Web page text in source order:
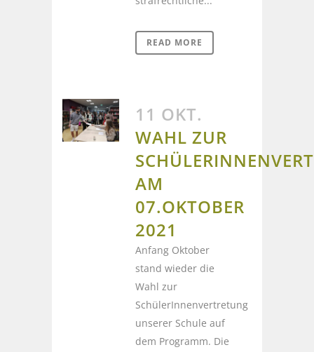
READ MORE
11 OKT.
WAHL ZUR
AM
07.OKTOBER
2021
Anfang Oktober
stand wieder die
Wahl zur
SchülerInnenvertretung
unserer Schule auf
dem Programm. Die